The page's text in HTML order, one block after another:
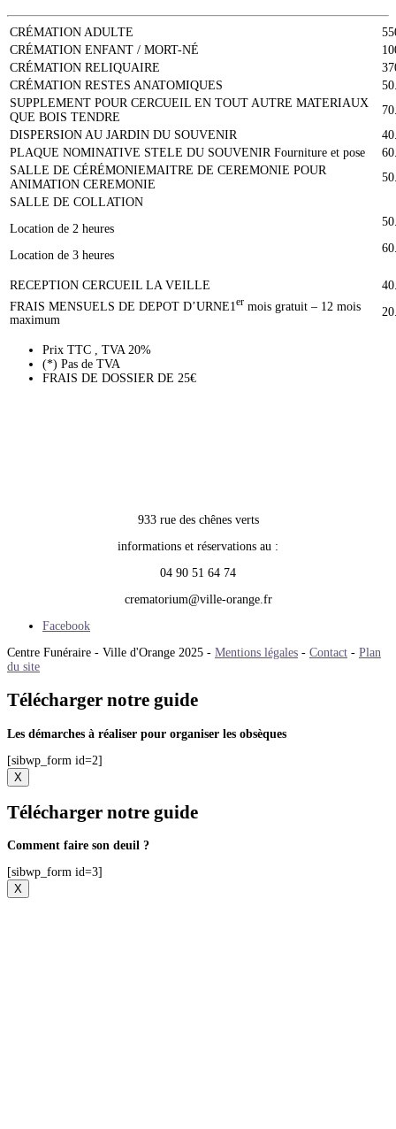
CRÉMATION ADULTE
CRÉMATION ENFANT / MORT-NÉ
CRÉMATION RELIQUAIRE
CRÉMATION RESTES ANATOMIQUES
SUPPLEMENT POUR CERCUEIL EN TOUT AUTRE MATERIAUX
QUE BOIS TENDRE
DISPERSION AU JARDIN DU SOUVENIR
PLAQUE NOMINATIVE STELE DU SOUVENIR Fourniture et pose
SALLE DE CÉRÉMONIEMAITRE DE CEREMONIE POUR
ANIMATION CEREMONIE
SALLE DE COLLATION
Location de 2 heures
Location de 3 heures
RECEPTION CERCUEIL LA VEILLE
FRAIS MENSUELS DE DEPOT D’URNE1er mois gratuit – 12 mois
maximum
Prix TTC , TVA 20%
(*) Pas de TVA
FRAIS DE DOSSIER DE 25€
933 rue des chênes verts
informations et réservations au :
04 90 51 64 74
crematorium@ville-orange.fr
Facebook
Centre Funéraire - Ville d'Orange 2025 - Mentions légales - Contact - Plan
du site
Télécharger notre guide
Les démarches à réaliser pour organiser les obsèques
[sibwp_form id=2]
X
Télécharger notre guide
Comment faire son deuil ?
[sibwp_form id=3]
X